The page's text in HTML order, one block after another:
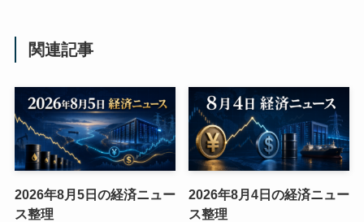
関連記事
2026年8月5日の経済ニュー
ス整理
2026年8月4日の経済ニュー
ス整理